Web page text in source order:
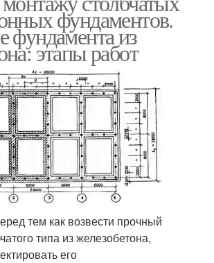
фундаментов.
фундамента из
этапы работ
тем как возвести прочный
типа из железобетона,
его